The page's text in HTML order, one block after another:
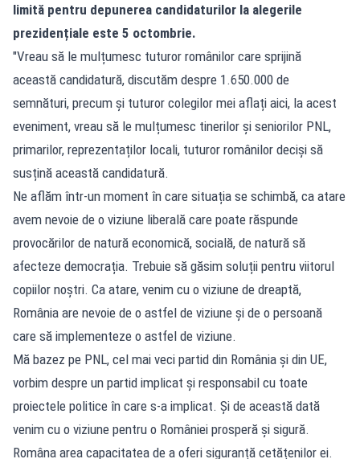
limită pentru depunerea candidaturilor la alegerile
prezidențiale este 5 octombrie.
"Vreau să le mulțumesc tuturor românilor care sprijină
această candidatură, discutăm despre 1.650.000 de
semnături, precum și tuturor colegilor mei aflați aici, la acest
eveniment, vreau să le mulțumesc tinerilor și seniorilor PNL,
primarilor, reprezentaților locali, tuturor românilor deciși să
susțină această candidatură.
Ne aflăm într-un moment în care situația se schimbă, ca atare
avem nevoie de o viziune liberală care poate răspunde
provocărilor de natură economică, socială, de natură să
afecteze democrația. Trebuie să găsim soluții pentru viitorul
copiilor noștri. Ca atare, venim cu o viziune de dreaptă,
România are nevoie de o astfel de viziune și de o persoană
care să implementeze o astfel de viziune.
Mă bazez pe PNL, cel mai veci partid din România și din UE,
vorbim despre un partid implicat și responsabil cu toate
proiectele politice în care s-a implicat. Și de această dată
venim cu o viziune pentru o României prosperă și sigură.
Româna area capacitatea de a oferi siguranță cetățenilor ei.